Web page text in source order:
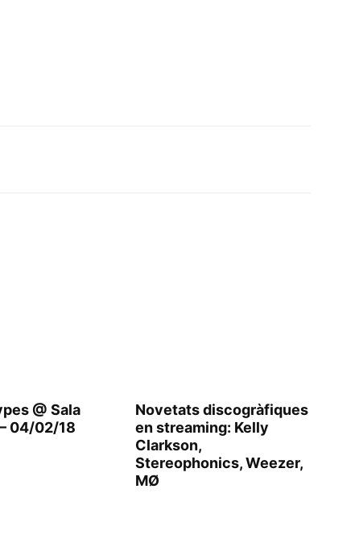
@ Sala
04/02/18
Novetats discogràfiques
en streaming: Kelly
Clarkson,
Stereophonics, Weezer,
MØ